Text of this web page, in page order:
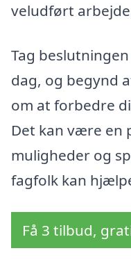
veludført
Tag
dag, og begynd
om at forbedre
Det kan være en
muligheder og
fagfolk kan
Få 3 tilbud,